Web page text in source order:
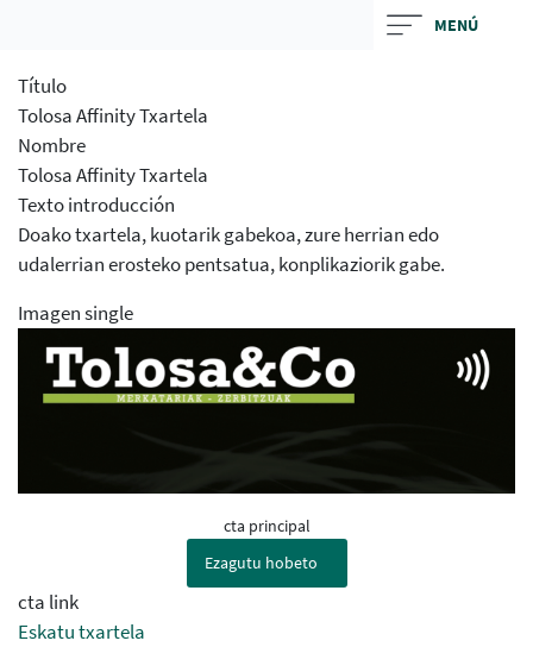
MENÚ
Título
Tolosa Affinity Txartela
Nombre
Tolosa Affinity Txartela
Texto introducción
Doako txartela, kuotarik gabekoa, zure herrian edo
udalerrian erosteko pentsatua, konplikaziorik gabe.
Imagen single
cta principal
Ezagutu hobeto
cta link
Eskatu txartela